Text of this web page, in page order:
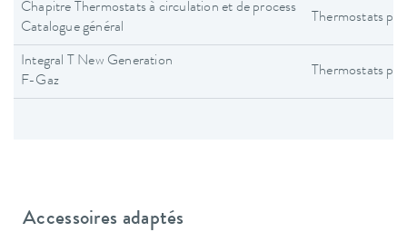
Chapitre Thermostats à circulation et de process
Catalogue général
Thermostats
Integral T New Generation
F-Gaz
Thermostats
Accessoires adaptés